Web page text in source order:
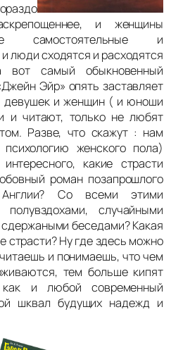
и женщины
самостоятельные и
люди сходятся и расходятся
вот самый обыкновенный
Эйр» опять заставляет
девушек и женщин ( и юноши
и читают, только не любят
Разве, что скажут : нам
женского пола)
какие страсти
роман позапрошлого
Со всеми этими
полувздохами, случайными
беседами? Какая
страсти? Ну где здесь можно
и понимаешь, что чем
тем больше кипят
и любой современный
шквал будущих надежд и